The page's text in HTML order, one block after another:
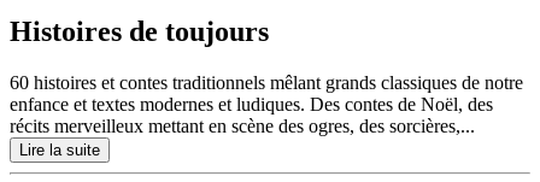
Histoires de toujours
60 histoires et contes traditionnels mêlant grands classiques de notre
enfance et textes modernes et ludiques. Des contes de Noël, des
récits merveilleux mettant en scène des ogres, des sorcières,...
Lire la suite